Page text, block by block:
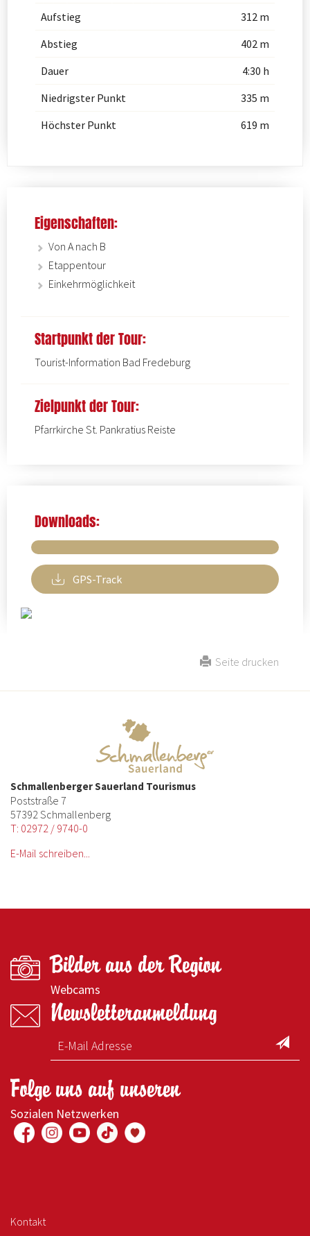
Aufstieg
312 m
Abstieg
402 m
Dauer
4:30 h
Niedrigster Punkt
335 m
Höchster Punkt
619 m
Eigenschaften:
Von A nach B
Etappentour
Einkehrmöglichkeit
Startpunkt der Tour:
Tourist-Information Bad Fredeburg
Zielpunkt der Tour:
Pfarrkirche St. Pankratius Reiste
Downloads:
GPS-Track
Seite drucken
Schmallenberger Sauerland Tourismus
Poststraße 7
57392 Schmallenberg
T: 02972 / 9740-0
E-Mail schreiben...
Bilder aus der Region
Webcams
Newsletteranmeldung
Folge uns auf unseren
Sozialen Netzwerken
Kontakt